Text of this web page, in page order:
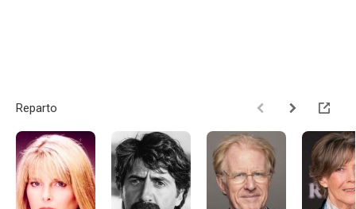
Reparto